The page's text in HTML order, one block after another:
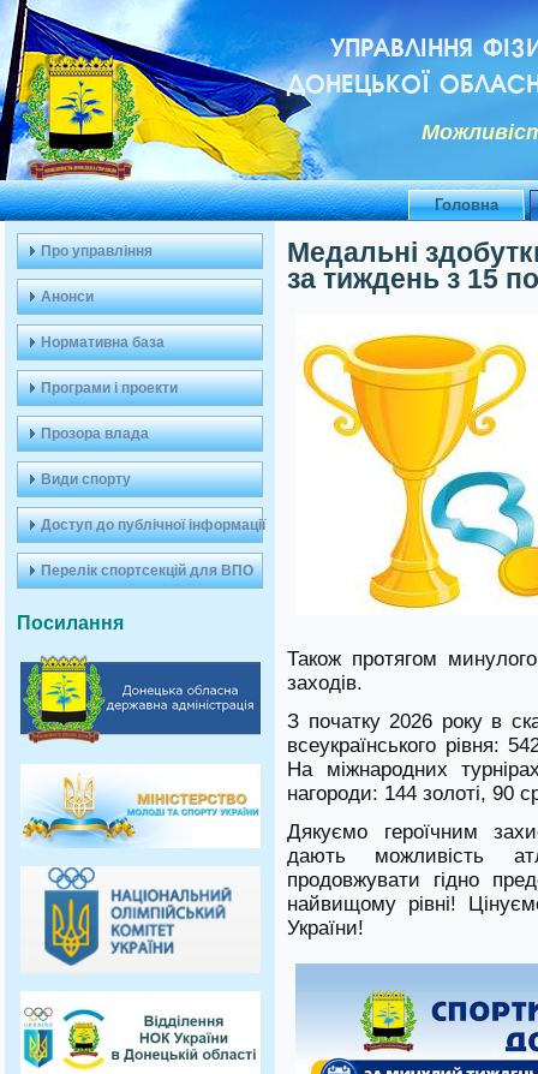
УПРАВЛІННЯ
ДОНЕЦЬКОЇ
Головна
Про управління
Анонси
Нормативна база
Програми і проекти
Прозора влада
Види спорту
Доступ до публічної інформації
Перелік спортсекцій для ВПО
Посилання
Медальні
за тиждень з 15
Також протягом
заходів.
З початку 2026 року в
всеукраїнського рівня:
На міжнародних
нагороди: 144 золоті, 90
Дякуємо героїчним
дають можливість
продовжувати гідно
найвищому рівні!
України!